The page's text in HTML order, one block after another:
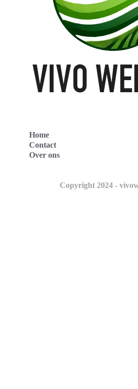
Home
Contact
Over ons
Copyright 2024 -